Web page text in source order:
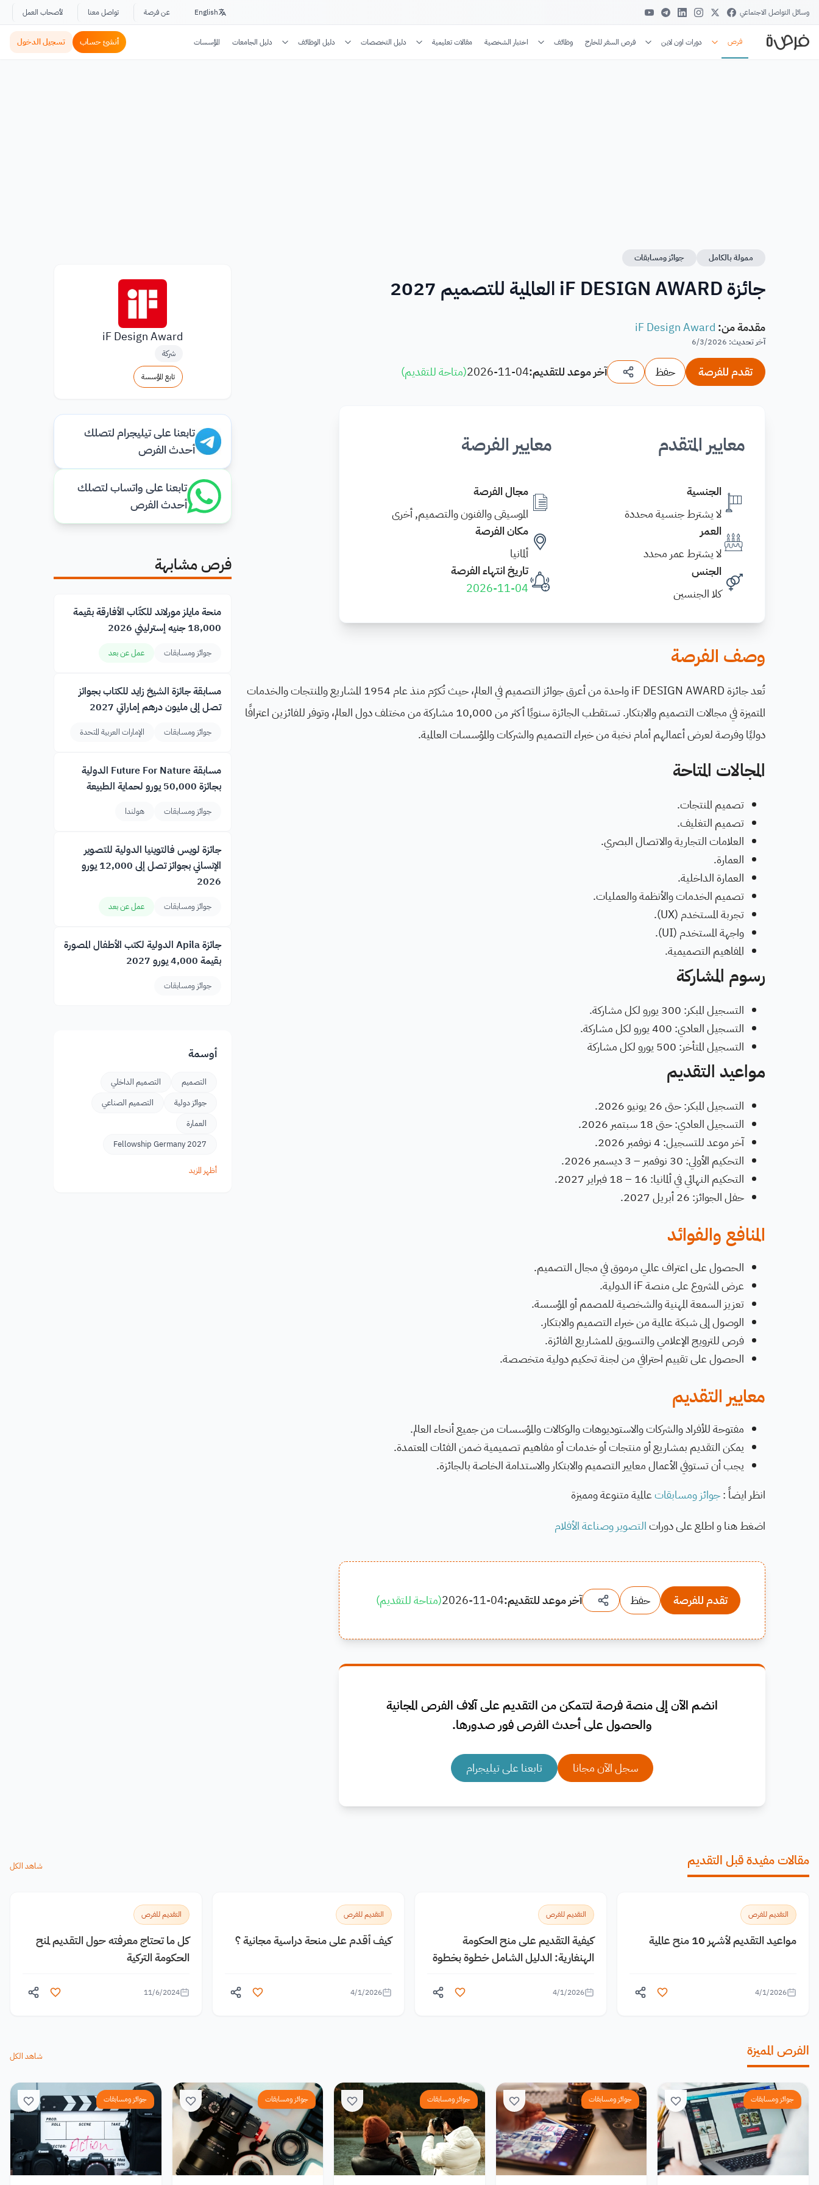
وسائل التواصل الاجتماعي English عن فرصة تواصل معنا لأصحاب العمل
فرص دورات اون لاين فرص السفر للخارج وظائف اختبار الشخصية مقالات تعليمية دليل التخصصات دليل الوظائف دليل الجامعات المؤسسات أنشئ حساب تسجيل الدخول
ممولة بالكامل جوائز ومسابقات
جائزة iF DESIGN AWARD العالمية للتصميم 2027
مقدمة من:
iF Design Award
آخر تحديث:
6/3/2026
تقدم للفرصة حفظ آخر موعد للتقديم:2026-11-04
(متاحة للتقديم)
معايير المتقدم
الجنسية
لا يشترط جنسية محددة
العمر
لا يشترط عمر محدد
الجنس
كلا الجنسين
معايير الفرصة
مجال الفرصة
الموسيقى والفنون والتصميم, أخرى
مكان الفرصة
ألمانيا
تاريخ انتهاء الفرصة
2026-11-04
وصف الفرصة
تُعد جائزة iF DESIGN AWARD واحدة من أعرق جوائز التصميم في العالم، حيث تُكرّم منذ عام 1954 المشاريع والمنتجات والخدمات
المتميزة في مجالات التصميم والابتكار. تستقطب الجائزة سنويًا أكثر من 10,000 مشاركة من مختلف دول العالم، وتوفر للفائزين اعترافًا
دوليًا وفرصة لعرض أعمالهم أمام نخبة من خبراء التصميم والشركات والمؤسسات العالمية.
المجالات المتاحة
تصميم المنتجات.
تصميم التغليف.
العلامات التجارية والاتصال البصري.
العمارة.
العمارة الداخلية.
تصميم الخدمات والأنظمة والعمليات.
تجربة المستخدم (UX).
واجهة المستخدم (UI).
المفاهيم التصميمية.
رسوم المشاركة
التسجيل المبكر: 300 يورو لكل مشاركة.
التسجيل العادي: 400 يورو لكل مشاركة.
التسجيل المتأخر: 500 يورو لكل مشاركة
مواعيد التقديم
التسجيل المبكر: حتى 26 يونيو 2026.
التسجيل العادي: حتى 18 سبتمبر 2026.
آخر موعد للتسجيل: 4 نوفمبر 2026.
التحكيم الأولي: 30 نوفمبر – 3 ديسمبر 2026.
التحكيم النهائي في ألمانيا: 16 – 18 فبراير 2027.
حفل الجوائز: 26 أبريل 2027.
المنافع والفوائد
الحصول على اعتراف عالمي مرموق في مجال التصميم.
عرض المشروع على منصة iF الدولية.
تعزيز السمعة المهنية والشخصية للمصمم أو المؤسسة.
الوصول إلى شبكة عالمية من خبراء التصميم والابتكار.
فرص للترويج الإعلامي والتسويق للمشاريع الفائزة.
الحصول على تقييم احترافي من لجنة تحكيم دولية متخصصة.
معايير التقديم
مفتوحة للأفراد والشركات والاستوديوهات والوكالات والمؤسسات من جميع أنحاء العالم.
يمكن التقديم بمشاريع أو منتجات أو خدمات أو مفاهيم تصميمية ضمن الفئات المعتمدة.
يجب أن تستوفي الأعمال معايير التصميم والابتكار والاستدامة الخاصة بالجائزة.
انظر ايضاً :جوائز ومسابقاتعالمية متنوعة ومميزة
اضغط هنا و اطلع على دوراتالتصوير وصناعة الأفلام
تقدم للفرصة حفظ آخر موعد للتقديم:2026-11-04
(متاحة للتقديم)
انضم الآن إلى منصة فرصة لتتمكن من التقديم على آلاف الفرص المجانية
والحصول على أحدث الفرص فور صدورها.
سجل الآن مجانا تابعنا على تيليجرام
iF Design Award
شركة
تابع المؤسسة
تابعنا على تيليجرام لتصلك
أحدث الفرص
تابعنا على واتساب لتصلك
أحدث الفرص
فرص مشابهة
منحة مايلز مورلاند للكتّاب الأفارقة بقيمة
18,000 جنيه إسترليني 2026
جوائز ومسابقات عمل عن بعد
مسابقة جائزة الشيخ زايد للكتاب بجوائز
تصل إلى مليون درهم إماراتي 2027
جوائز ومسابقات الإمارات العربية المتحدة
مسابقة Future For Nature الدولية
بجائزة 50,000 يورو لحماية الطبيعة
جوائز ومسابقات هولندا
جائزة لويس فالتوينيا الدولية للتصوير
الإنساني بجوائز تصل إلى 12,000 يورو
2026
جوائز ومسابقات عمل عن بعد
جائزة Apila الدولية لكتب الأطفال المصورة
بقيمة 4,000 يورو 2027
جوائز ومسابقات
أوسمة
التصميم
التصميم الداخلي
جوائز دولية
التصميم الصناعي
العمارة
Fellowship Germany 2027
أظهر المزيد
مقالات مفيدة قبل التقديم شاهد الكل
التقديم للفرص
مواعيد التقديم لأشهر 10 منح عالمية
4/1/2026
التقديم للفرص
كيفية التقديم على منح الحكومة
الهنغارية: الدليل الشامل خطوة بخطوة
4/1/2026
التقديم للفرص
كيف أقدم على منحة دراسية مجانية ؟
4/1/2026
التقديم للفرص
كل ما تحتاج معرفته حول التقديم لمنح
الحكومة التركية
11/6/2024
الفرص المميزة شاهد الكل
جوائز ومسابقات جوائز ومسابقات جوائز ومسابقات جوائز ومسابقات جوائز ومسابقات